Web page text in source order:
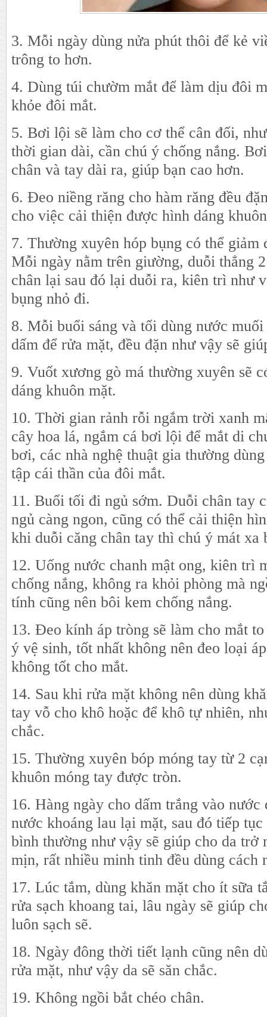
3. Mỗi ngày dùng nửa phút thôi để kẻ
trông to hơn.
4. Dùng túi chườm mắt để làm dịu đôi
khỏe đôi mắt.
5. Bơi lội sẽ làm cho cơ thể cân đối,
thời gian dài, cần chú ý chống nắng.
chân và tay dài ra, giúp bạn cao hơn.
6. Đeo niềng răng cho hàm răng đều
cho việc cải thiện được hình dáng
7. Thường xuyên hóp bụng có thể giảm
Mỗi ngày nằm trên giường, duỗi thẳng
chân lại sau đó lại duỗi ra, kiên trì như
bụng nhỏ đi.
8. Mỗi buổi sáng và tối dùng nước
dấm để rửa mặt, đều đặn như vậy sẽ
9. Vuốt xương gò má thường xuyên sẽ
dáng khuôn mặt.
10. Thời gian rảnh rỗi ngắm trời xanh
cây hoa lá, ngắm cá bơi lội để mắt di
bơi, các nhà nghệ thuật gia thường
tập cái thần của đôi mắt.
11. Buổi tối đi ngủ sớm. Duỗi chân tay
ngủ càng ngon, cũng có thể cải thiện
khi duỗi căng chân tay thì chú ý mát xa
12. Uống nước chanh mật ong, kiên trì
chống nắng, không ra khỏi phòng mà
tính cũng nên bôi kem chống nắng.
13. Đeo kính áp tròng sẽ làm cho mắt
ý vệ sinh, tốt nhất không nên đeo loại
không tốt cho mắt.
14. Sau khi rửa mặt không nên dùng
tay vỗ cho khô hoặc để khô tự nhiên,
chắc.
15. Thường xuyên bóp móng tay từ 2
khuôn móng tay được tròn.
16. Hàng ngày cho dấm trắng vào nước
nước khoáng lau lại mặt, sau đó tiếp
bình thường như vậy sẽ giúp cho da trở
mịn, rất nhiều minh tinh đều dùng cách
17. Lúc tắm, dùng khăn mặt cho ít sữa
rửa sạch khoang tai, lâu ngày sẽ giúp
luôn sạch sẽ.
18. Ngày đông thời tiết lạnh cũng nên
rửa mặt, như vậy da sẽ săn chắc.
19. Không ngồi bắt chéo chân.